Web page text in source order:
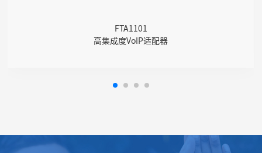
FTA1101
高集成度VoIP适配器